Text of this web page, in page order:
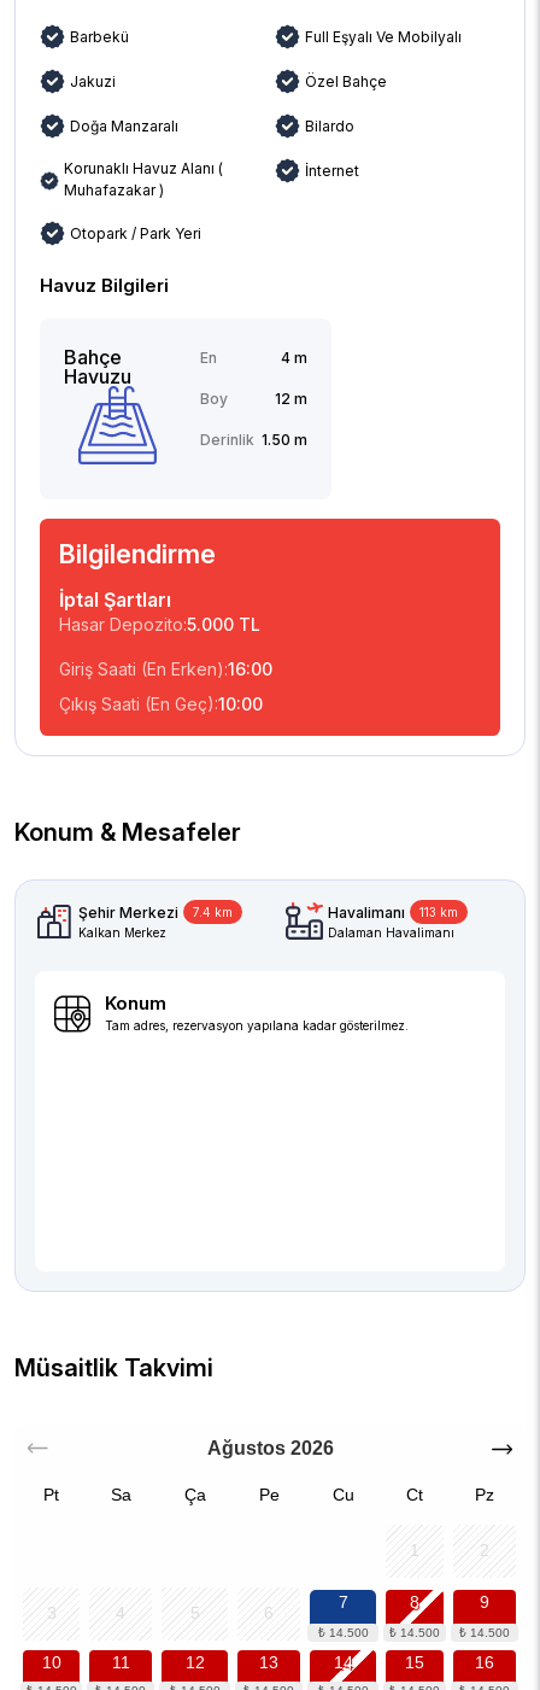
Barbekü Full Eşyalı Ve Mobilyalı
Jakuzi Özel Bahçe
Doğa Manzaralı Bilardo
Korunaklı Havuz Alanı (
Muhafazakar )
İnternet
Otopark / Park Yeri
Havuz Bilgileri
Bahçe
Havuzu
En 4 m
Boy 12 m
Derinlik 1.50 m
Bilgilendirme
İptal Şartları
Hasar Depozito:5.000 TL
Giriş Saati (En Erken):16:00
Çıkış Saati (En Geç):10:00
Konum & Mesafeler
Şehir Merkezi
7.4 km
Kalkan Merkez
Havalimanı
113 km
Dalaman Havalimanı
Konum
Tam adres, rezervasyon yapılana kadar gösterilmez.
Müsaitlik Takvimi
Ağustos 2026
Pt Sa Ça Pe Cu Ct Pz
1 2
3 4 5 6
7 8 9
10 11 12 13 14 15 16